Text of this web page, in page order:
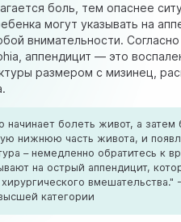
боль, тем опаснее
могут указывать на
внимательности.
, аппендицит — это
размером с мизинец,
начинает болеть живот, а затем
нижнюю часть живота, и
– немедленно обратитесь к
на острый аппендицит,
вмешательства."
категории